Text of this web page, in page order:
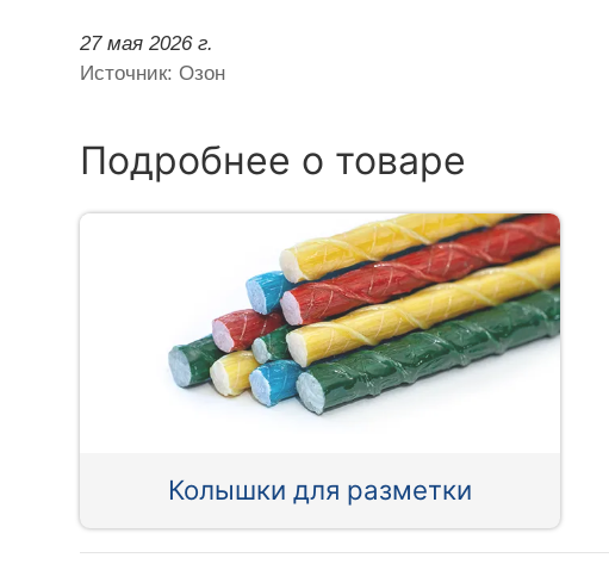
27 мая 2026 г.
Источник: Озон
Подробнее о товаре
Колышки для разметки